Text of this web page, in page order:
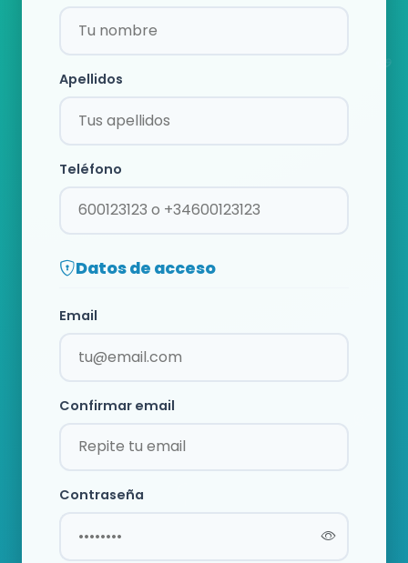
Apellidos
Teléfono
Datos de acceso
Email
Confirmar email
Contraseña